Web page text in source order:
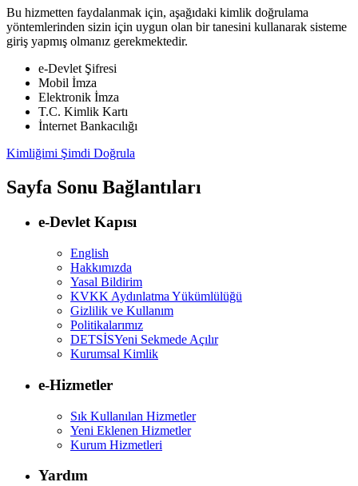
Bu hizmetten faydalanmak için, aşağıdaki kimlik doğrulama
yöntemlerinden sizin için uygun olan bir tanesini kullanarak sisteme
giriş yapmış olmanız gerekmektedir.
e-Devlet Şifresi
Mobil İmza
Elektronik İmza
T.C. Kimlik Kartı
İnternet Bankacılığı
Kimliğimi Şimdi Doğrula
Sayfa Sonu Bağlantıları
e-Devlet Kapısı
English
Hakkımızda
Yasal Bildirim
KVKK Aydınlatma Yükümlülüğü
Gizlilik ve Kullanım
Politikalarımız
DETSİSYeni Sekmede Açılır
Kurumsal Kimlik
e-Hizmetler
Sık Kullanılan Hizmetler
Yeni Eklenen Hizmetler
Kurum Hizmetleri
Yardım